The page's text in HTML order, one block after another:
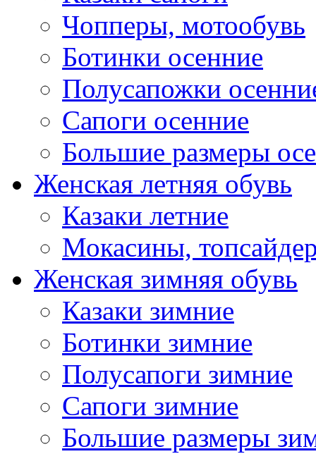
Чопперы, мотообувь
Ботинки осенние
Полусапожки
Сапоги осенние
Большие размеры
Женская летняя обувь
Казаки летние
Мокасины,
Женская зимняя обувь
Казаки зимние
Ботинки зимние
Полусапоги зимние
Сапоги зимние
Большие размеры